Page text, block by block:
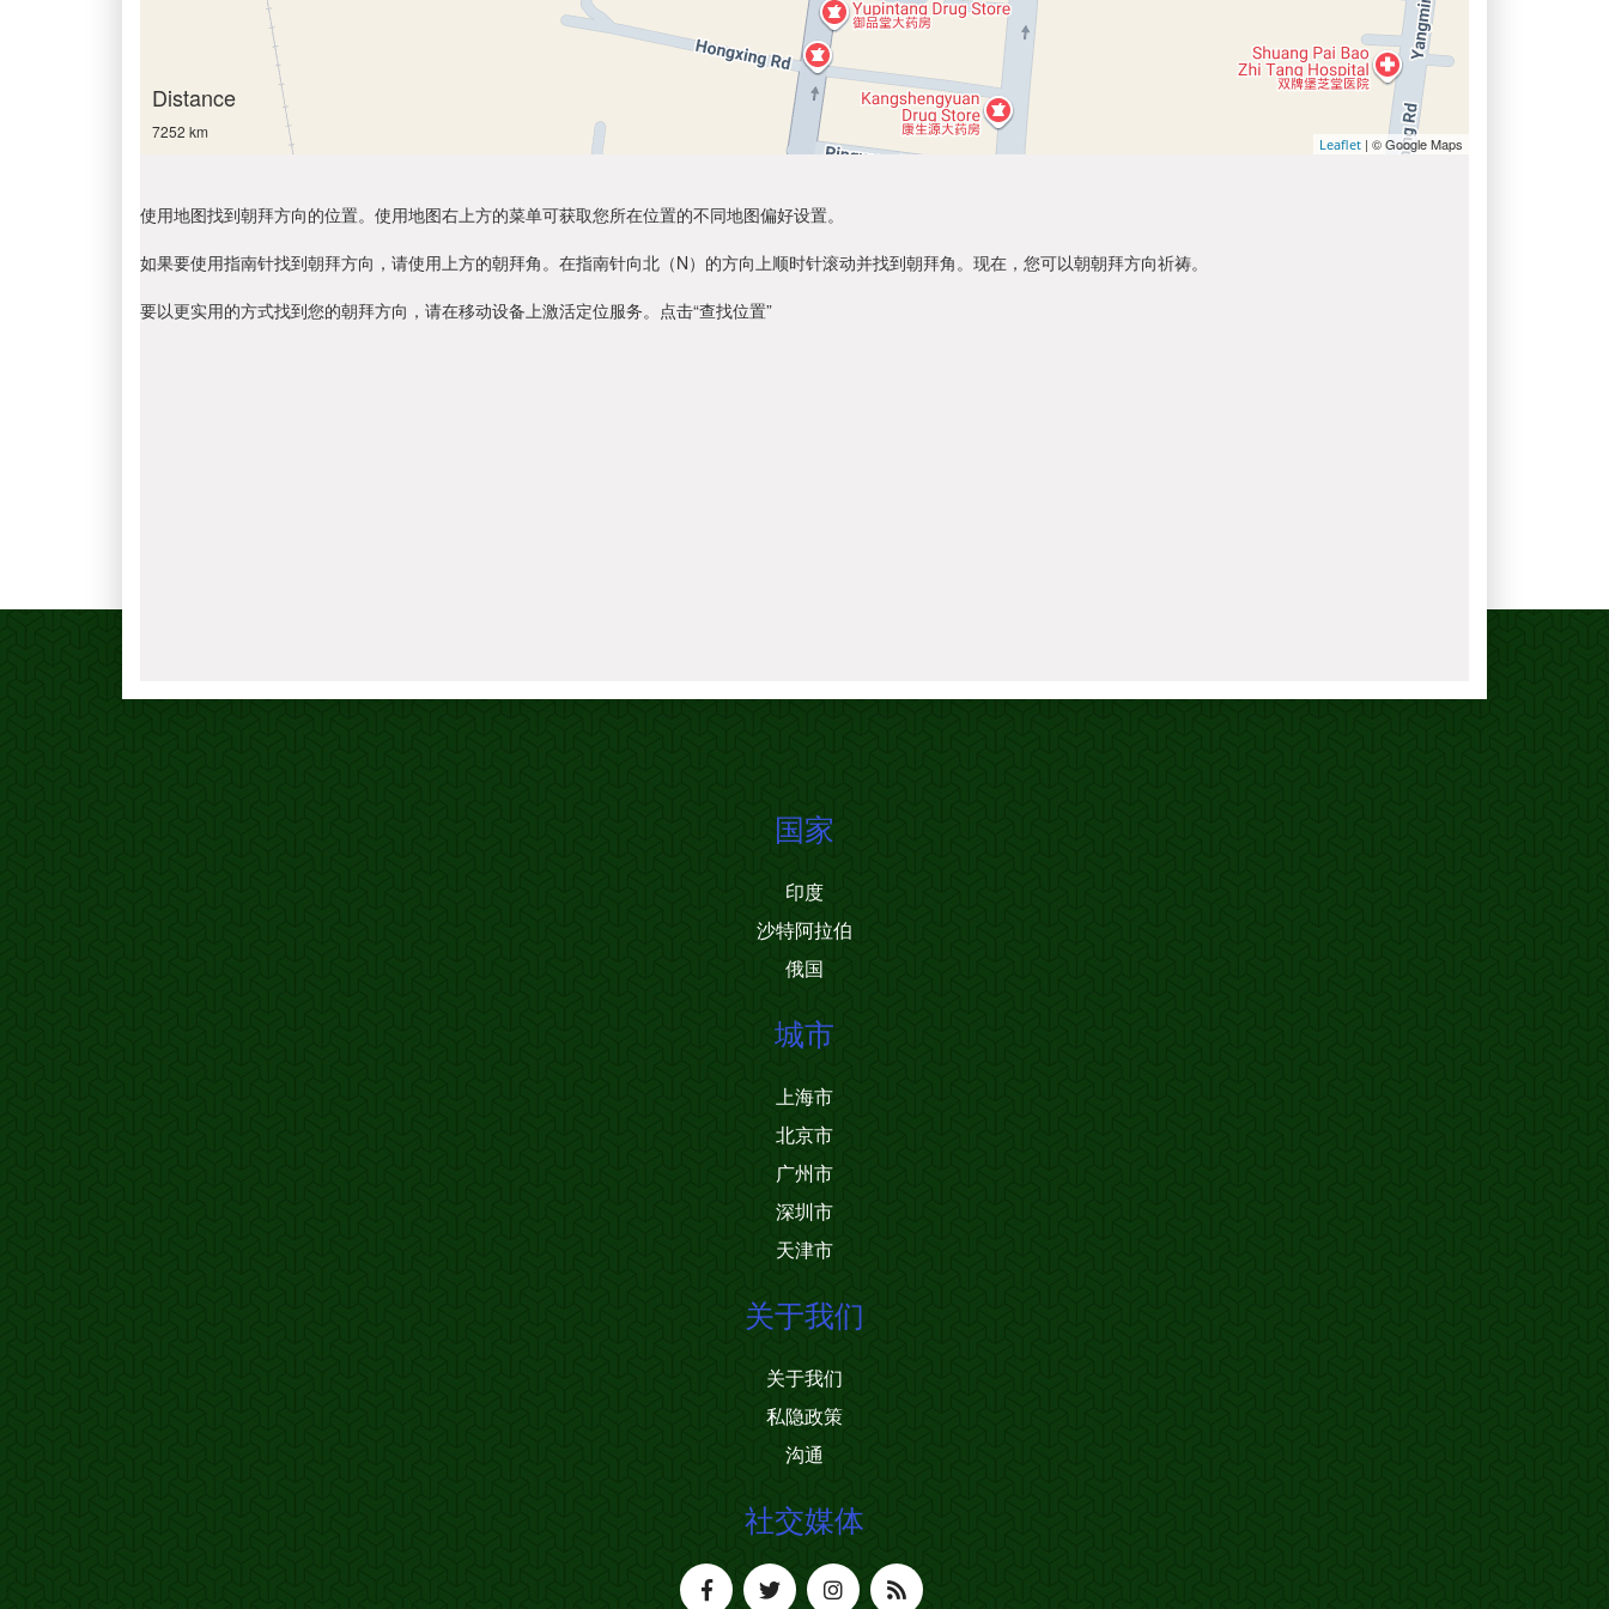
Distance
7252 km
Leaflet | © Google Maps
使用地图找到朝拜方向的位置。使用地图右上方的菜单可获取您所在位置的不同地图偏好设置。
如果要使用指南针找到朝拜方向，请使用上方的朝拜角。在指南针向北（N）的方向上顺时针滚动并找到朝拜角。现在，您可以朝朝拜方向祈祷。
要以更实用的方式找到您的朝拜方向，请在移动设备上激活定位服务。点击“查找位置”
国家
印度
沙特阿拉伯
俄国
城市
上海市
北京市
广州市
深圳市
天津市
关于我们
关于我们
私隐政策
沟通
社交媒体